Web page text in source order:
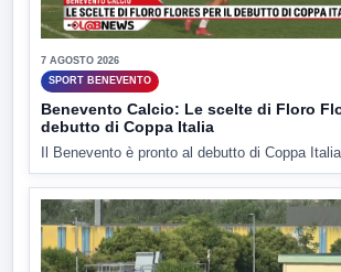
7 AGOSTO 2026
SPORT BENEVENTO
Benevento Calcio: Le scelte di Floro
debutto di Coppa Italia
Il Benevento è pronto al debutto di Coppa